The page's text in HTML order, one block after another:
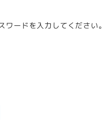
ードを入力してください。